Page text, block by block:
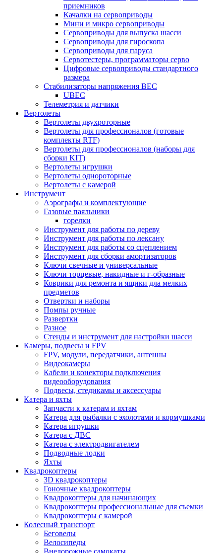
приемников
Качалки на сервоприводы
Мини и микро сервоприводы
Сервоприводы для выпуска шасси
Сервоприводы для гироскопа
Сервоприводы для паруса
Сервотестеры, программаторы серво
Цифровые сервоприводы стандартного
размера
Стабилизаторы напряжения BEC
UBEC
Телеметрия и датчики
Вертолеты
Вертолеты двухроторные
Вертолеты для профессионалов (готовые
комплекты RTF)
Вертолеты для профессионалов (наборы для
сборки KIT)
Вертолеты игрушки
Вертолеты однороторные
Вертолеты с камерой
Инструмент
Аэрографы и комплектующие
Газовые паяльники
горелки
Инструмент для работы по дереву
Инструмент для работы по лексану
Инструмент для работы со сцеплением
Инструмент для сборки амортизаторов
Ключи свечные и универсальные
Ключи торцевые, накидные и г-образные
Коврики для ремонта и ящики дла мелких
предметов
Отвертки и наборы
Помпы ручные
Развертки
Разное
Стенды и инструмент для настройки шасси
Камеры, подвесы и FPV
FPV, модули, передатчики, антенны
Видеокамеры
Кабели и конекторы подключения
видеооборудования
Подвесы, стедикамы и аксессуары
Катера и яхты
Запчасти к катерам и яхтам
Катера для рыбалки с эхолотами и кормушками
Катера игрушки
Катера с ДВС
Катера с электродвигателем
Подводные лодки
Яхты
Квадрокоптеры
3D квадрокоптеры
Гоночные квадрокоптеры
Квадрокоптеры для начинающих
Квадрокоптеры профессиональные для съемки
Квадрокоптеры с камерой
Колесный транспорт
Беговелы
Велосипеды
Внедорожные самокаты